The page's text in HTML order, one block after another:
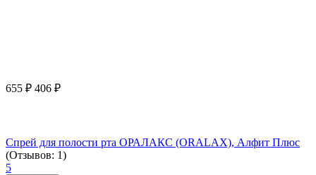
655 ₽ 406 ₽
Спрей для полости рта ОРАЛАКС (ORALAX), Алфит Плюс
(Отзывов: 1)
5